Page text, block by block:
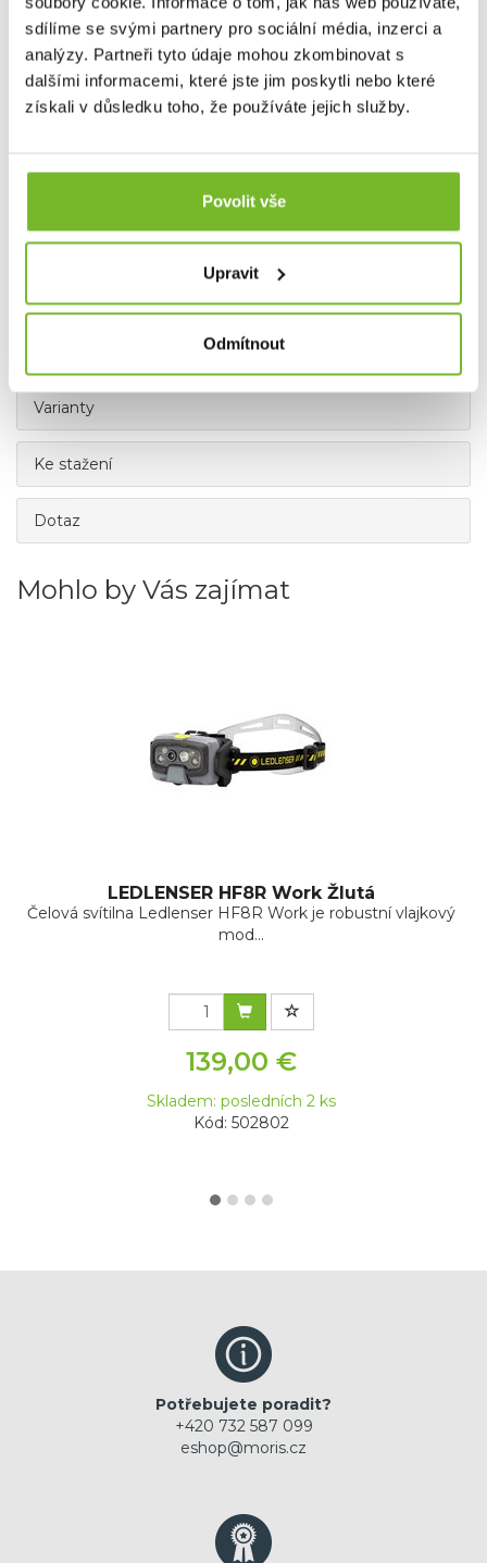
sdílíme se svými partnery pro sociální média, inzerci a
analýzy. Partneři tyto údaje mohou zkombinovat s
dalšími informacemi, které jste jim poskytli nebo které
získali v důsledku toho, že používáte jejich služby.
Povolit vše
Upravit
Odmítnout
Temperature Control Systém chrání svítilnu proti přehřátí
Magnetic charge system
Magnetické dobíjení pomocí magnetického konektoru.
Varianty
Ke stažení
Dotaz
Mohlo by Vás zajímat
LEDLENSER HF8R Work Žlutá
Čelová svítilna Ledlenser HF8R Work je robustní vlajkový
mod...
139,00 €
Skladem: posledních 2 ks
Kód: 502802
Potřebujete poradit?
+420 732 587 099
eshop@moris.cz